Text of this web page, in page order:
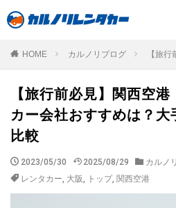
HOME カルノリブログ 【旅
【旅行前必見】関西空
カー会社おすすめは？
比較
2023/05/30 2025/08/29
カルノ
レンタカー, 大阪, トップ, 関西空港